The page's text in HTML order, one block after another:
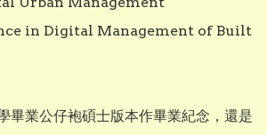
in Digital Management of Built
畢業公仔袍碩士版本作畢業紀念，還是